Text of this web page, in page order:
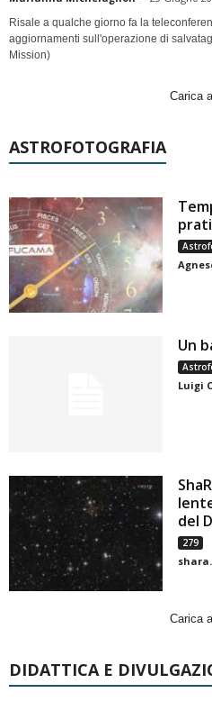
Risale a qualche giorno fa la
aggiornamenti sull'operazione di
Mission)
Carica
ASTROFOTOGRAFIA
Un
Luigi
del
279
Carica
DIDATTICA E